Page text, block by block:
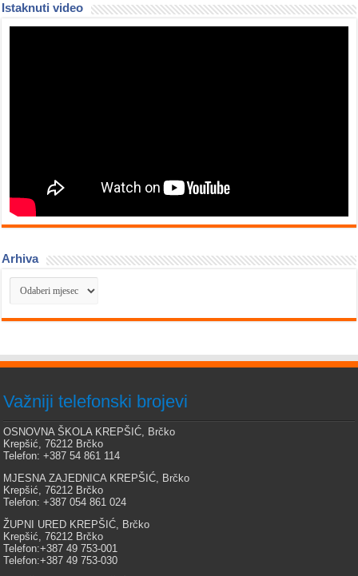
Istaknuti video
Arhiva
Arhiva
Važniji telefonski brojevi
OSNOVNA ŠKOLA KREPŠIĆ, Brčko
Krepšić, 76212 Brčko
Telefon: +387 54 861 114
MJESNA ZAJEDNICA KREPŠIĆ, Brčko
Krepšić, 76212 Brčko
Telefon: +387 054 861 024
ŽUPNI URED KREPŠIĆ, Brčko
Krepšić, 76212 Brčko
Telefon:+387 49 753-001
Telefon:+387 49 753-030